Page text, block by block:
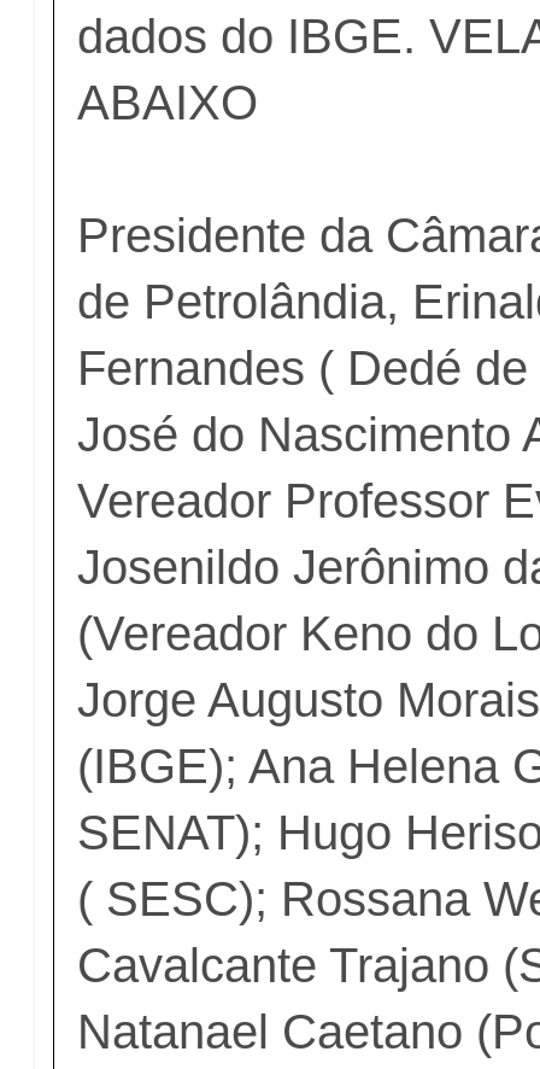
dados do IBGE.
ABAIXO
Presidente da
de Petrolândia,
Fernandes ( Dedé
José do Nascimento
Vereador Professor
Josenildo Jerônimo
(Vereador Keno do
Jorge Augusto
(IBGE); Ana Helena
SENAT); Hugo
( SESC); Rossana
Cavalcante Trajano
Natanael Caetano